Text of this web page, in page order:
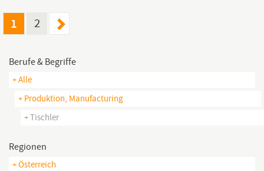
TischlerIn,
CNC-TechnikerIn oder...
1 2
Berufe & Begriffe
+ Alle
+ Produktion, Manufacturing
+ Tischler
Regionen
+ Österreich